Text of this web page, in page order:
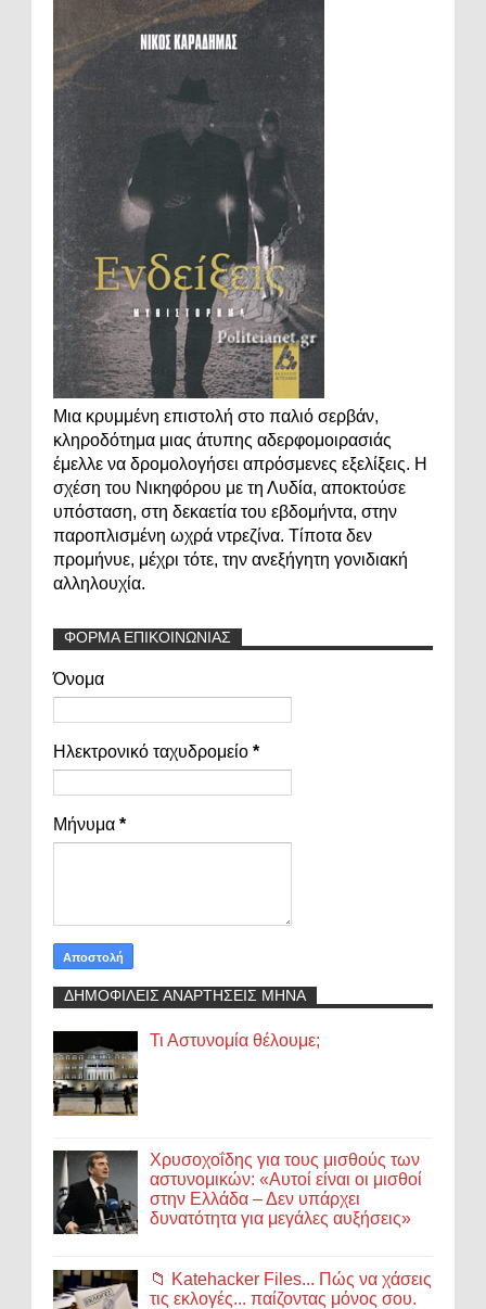
Μια κρυμμένη επιστολή στο παλιό σερβάν,
κληροδότημα μιας άτυπης αδερφομοιρασιάς
έμελλε να δρομολογήσει απρόσμενες εξελίξεις. Η
σχέση του Νικηφόρου με τη Λυδία, αποκτούσε
υπόσταση, στη δεκαετία του εβδομήντα, στην
παροπλισμένη ωχρά ντρεζίνα. Τίποτα δεν
προμήνυε, μέχρι τότε, την ανεξήγητη γονιδιακή
αλληλουχία.
ΦΟΡΜΑ ΕΠΙΚΟΙΝΩΝΙΑΣ
Όνομα
Ηλεκτρονικό ταχυδρομείο *
Μήνυμα *
ΔΗΜΟΦΙΛΕΙΣ ΑΝΑΡΤΗΣΕΙΣ ΜΗΝΑ
Τι Αστυνομία θέλουμε;
Χρυσοχοΐδης για τους μισθούς των
αστυνομικών: «Αυτοί είναι οι μισθοί
στην Ελλάδα – Δεν υπάρχει
δυνατότητα για μεγάλες αυξήσεις»
📁 Katehacker Files... Πώς να χάσεις
τις εκλογές... παίζοντας μόνος σου.